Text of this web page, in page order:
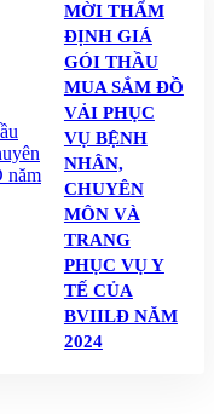
MỜI THẨM
ĐỊNH GIÁ
GÓI THẦU
MUA SẮM ĐỒ
VẢI PHỤC
VỤ BỆNH
NHÂN,
CHUYÊN
MÔN VÀ
TRANG
PHỤC VỤ Y
TẾ CỦA
BVIILĐ NĂM
2024